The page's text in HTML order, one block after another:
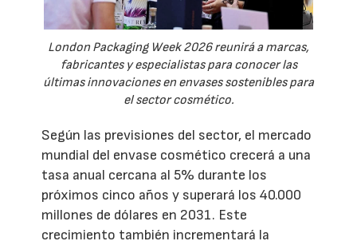
London Packaging Week 2026 reunirá a marcas,
fabricantes y especialistas para conocer las
últimas innovaciones en envases sostenibles para
el sector cosmético.
Según las previsiones del sector, el mercado
mundial del envase cosmético crecerá a una
tasa anual cercana al 5% durante los
próximos cinco años y superará los 40.000
millones de dólares en 2031. Este
crecimiento también incrementará la